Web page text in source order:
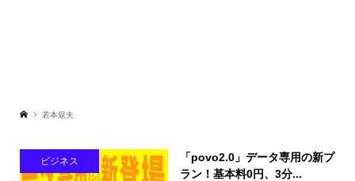
若本規夫
ビジネス
「povo2.0」データ専用の新プ
ラン！基本料0円、3分...